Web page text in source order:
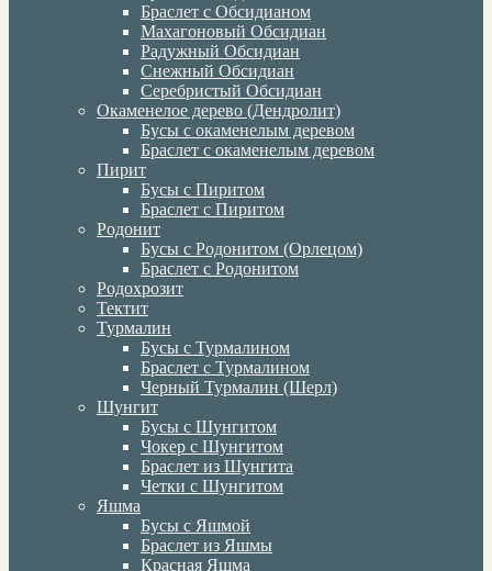
Браслет с Обсидианом
Махагоновый Обсидиан
Радужный Обсидиан
Снежный Обсидиан
Серебристый Обсидиан
Окаменелое дерево (Дендролит)
Бусы с окаменелым деревом
Браслет с окаменелым деревом
Пирит
Бусы с Пиритом
Браслет с Пиритом
Родонит
Бусы с Родонитом (Орлецом)
Браслет с Родонитом
Родохрозит
Тектит
Турмалин
Бусы с Турмалином
Браслет с Турмалином
Черный Турмалин (Шерл)
Шунгит
Бусы с Шунгитом
Чокер с Шунгитом
Браслет из Шунгита
Четки с Шунгитом
Яшма
Бусы с Яшмой
Браслет из Яшмы
Красная Яшма